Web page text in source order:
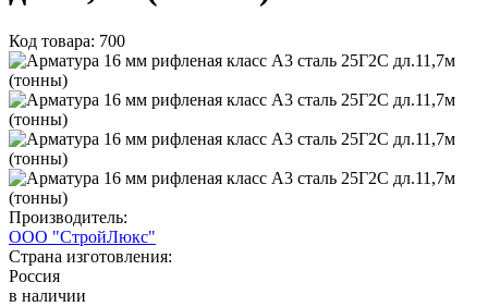
Код товара: 700
Производитель:
ООО "СтройЛюкс"
Страна изготовления:
Россия
в наличии